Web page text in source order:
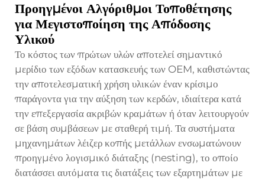
Προηγμένοι Αλγόριθμοι Τοποθέτησης
για Μεγιστοποίηση της Απόδοσης
Υλικού
Το κόστος των πρώτων υλών αποτελεί σημαντικό
μερίδιο των εξόδων κατασκευής των OEM, καθιστώντας
την αποτελεσματική χρήση υλικών έναν κρίσιμο
παράγοντα για την αύξηση των κερδών, ιδιαίτερα κατά
την επεξεργασία ακριβών κραμάτων ή όταν λειτουργούν
σε βάση συμβάσεων με σταθερή τιμή. Τα συστήματα
μηχανημάτων λέιζερ κοπής μετάλλων ενσωματώνουν
προηγμένο λογισμικό διάταξης (nesting), το οποίο
διατάσσει αυτόματα τις διατάξεις των εξαρτημάτων με